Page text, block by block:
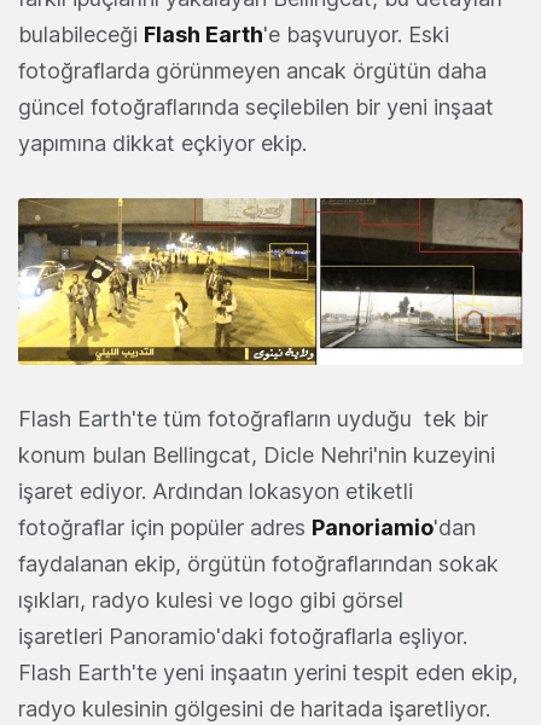
bulabileceği Flash Earth'e başvuruyor. Eski
fotoğraflarda görünmeyen ancak örgütün daha
güncel fotoğraflarında seçilebilen bir yeni inşaat
yapımına dikkat eçkiyor ekip.
Flash Earth'te tüm fotoğrafların uyduğu tek bir
konum bulan Bellingcat, Dicle Nehri'nin kuzeyini
işaret ediyor. Ardından lokasyon etiketli
fotoğraflar için popüler adres Panoriamio'dan
faydalanan ekip, örgütün fotoğraflarından sokak
ışıkları, radyo kulesi ve logo gibi görsel
işaretleri Panoramio'daki fotoğraflarla eşliyor.
Flash Earth'te yeni inşaatın yerini tespit eden ekip,
radyo kulesinin gölgesini de haritada işaretliyor.